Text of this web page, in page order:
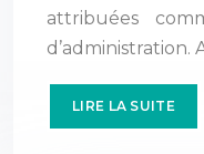
attribuées
d’administration.
LIRE LA SUITE